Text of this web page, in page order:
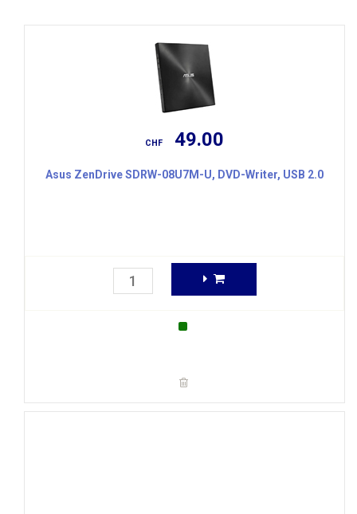
CHF 49.00
Asus ZenDrive SDRW-08U7M-U, DVD-Writer, USB 2.0